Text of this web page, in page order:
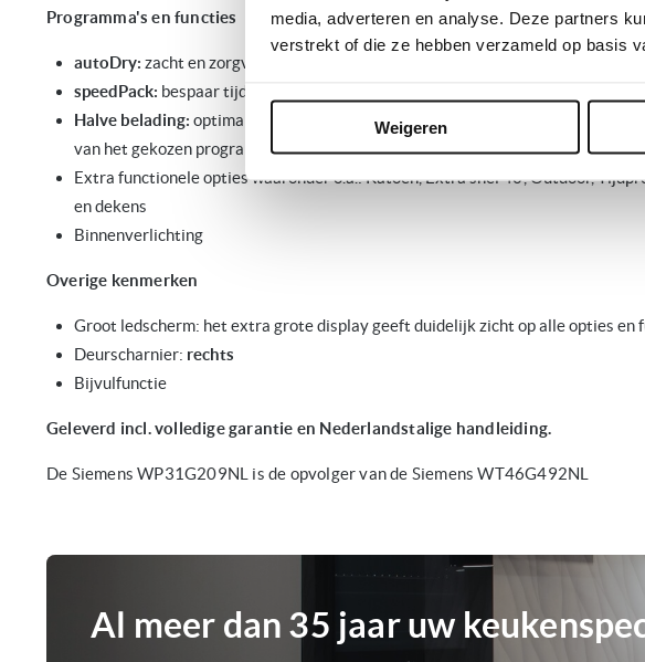
media, adverteren en analyse. Deze partners
verstrekt of die ze hebben verzameld op basis
Weigeren
Programma's en functies
autoDry: zacht en zorgvuldig drogen om je kleding te beschermen
speedPack: bespaar tijd met onze snelle en efficiënte wasdrogers
Halve belading: optimaliseer de duur van kleinere ladingen met een
van het gekozen programma
Extra functionele opties waaronder o.a.: Katoen, Extra snel 40', Outdoor,
en dekens
Binnenverlichting
Overige kenmerken
Groot ledscherm: het extra grote display geeft duidelijk zicht op alle opties en
Deurscharnier: rechts
Bijvulfunctie
Geleverd incl. volledige garantie en Nederlandstalige handleiding.
De Siemens WP31G209NL is de opvolger van de Siemens WT46G492NL
Al meer dan 35 jaar uw